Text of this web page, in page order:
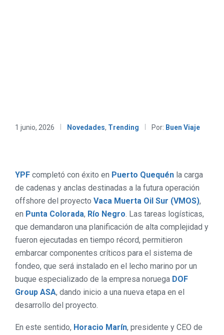
1 junio, 2026 Novedades, Trending Por: Buen Viaje
YPF completó con éxito en Puerto Quequén la carga
de cadenas y anclas destinadas a la futura operación
offshore del proyecto Vaca Muerta Oil Sur (VMOS),
en Punta Colorada, Río Negro. Las tareas logísticas,
que demandaron una planificación de alta complejidad y
fueron ejecutadas en tiempo récord, permitieron
embarcar componentes críticos para el sistema de
fondeo, que será instalado en el lecho marino por un
buque especializado de la empresa noruega DOF
Group ASA, dando inicio a una nueva etapa en el
desarrollo del proyecto.
En este sentido, Horacio Marín, presidente y CEO de